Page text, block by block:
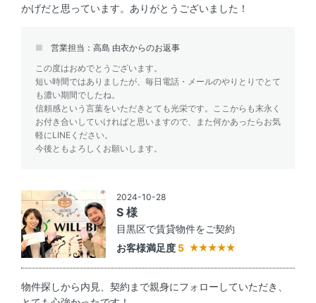
かげだと思っています。ありがとうございました！
営業担当：高島 由衣からのお返事
この度はおめでとうございます。
短い時間ではありましたが、毎日電話・メールのやりとりでとて
も濃い期間でしたね。
信頼感という言葉をいただきとても光栄です。ここからも末永く
お付き合いしていければと思いますので、また何かあったらお気
軽にLINEください。
今後ともよろしくお願いします。
2024-10-28
S 様
目黒区で賃貸物件をご契約
お客様満足度 5
物件探しから内見、契約まで親身にフォローしていただき、